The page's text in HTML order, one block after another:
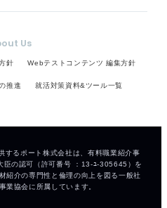
Us
針 Webテストコンテンツ 編集方針
推進 就活対策資料&ツール一覧